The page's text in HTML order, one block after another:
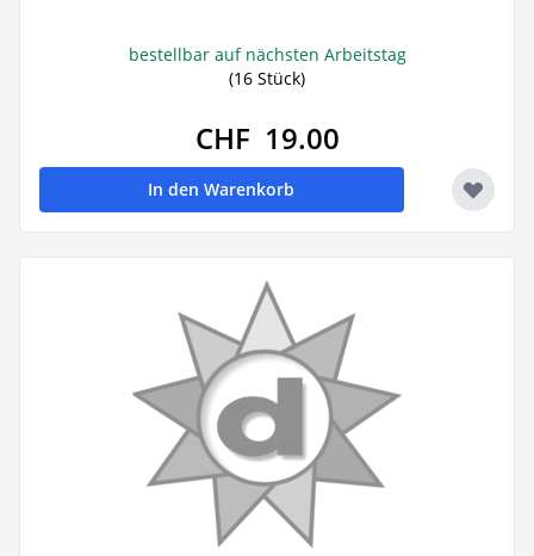
bestellbar auf nächsten Arbeitstag
(16 Stück)
CHF 19.00
In den Warenkorb